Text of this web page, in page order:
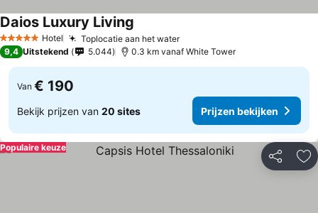
5 Sterren Hotel Toplocatie aan het water
Daios Luxury Living
9,4 Uitstekend 5.044 0.3 km vanaf White Tower
Van € 190
Bekijk prijzen van 20 sites Prijzen bekijken
Delen
Populaire keuze